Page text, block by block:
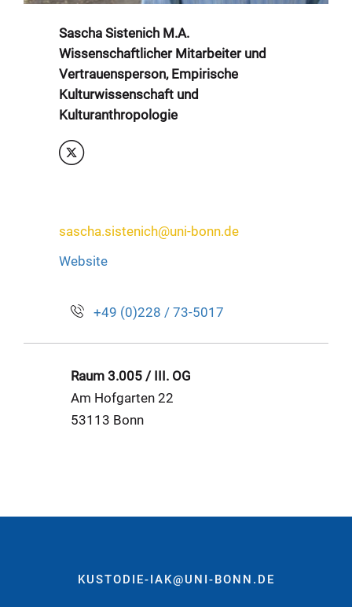
Sascha Sistenich M.A.
Wissenschaftlicher Mitarbeiter und
Vertrauensperson, Empirische
Kulturwissenschaft und
Kulturanthropologie
sascha.sistenich@uni-bonn.de
Website
+49 (0)228 / 73-5017
Raum 3.005 / III. OG
Am Hofgarten 22
53113 Bonn
KUSTODIE-IAK@UNI-BONN.DE